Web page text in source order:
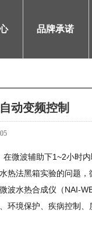
品牌承诺
动变频控制
微波辅助下1~2小时
热法黑箱实验的问题
水热合成仪（NAI-
环境保护、疾病控制